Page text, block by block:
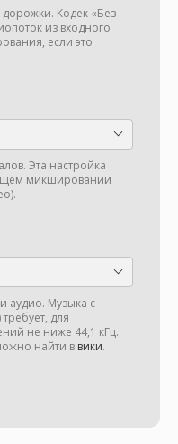
дорожки. Кодек «Без
из входного
если это
Эта настройка
микшировании
аудио. Музыка с
для
не ниже 44,1 кГц.
найти в вики.